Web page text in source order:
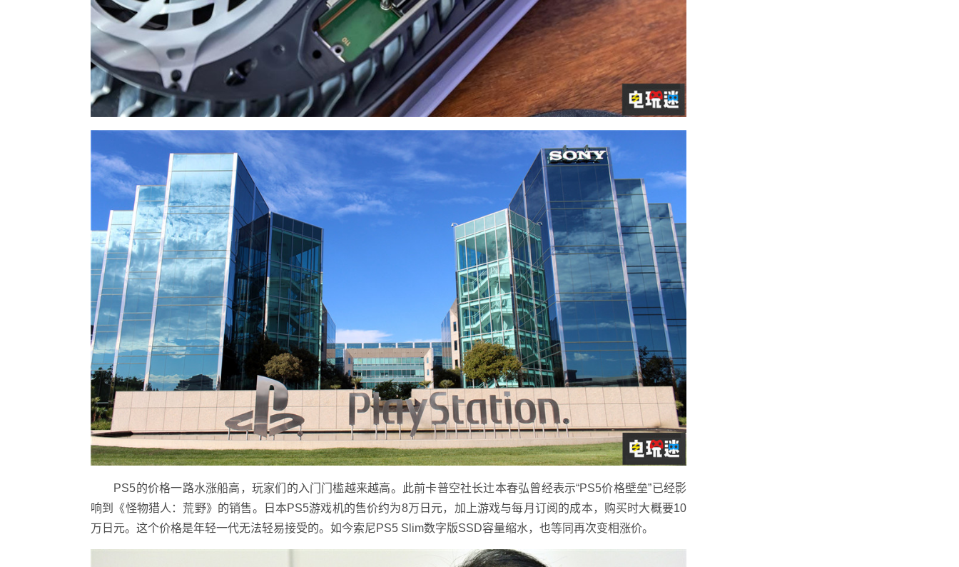
PS5的价格一路水涨船高，玩家们的入门门槛越来越高。此前卡普空社长辻本春弘曾经表示“PS5价格壁垒”已经影
响到《怪物猎人：荒野》的销售。日本PS5游戏机的售价约为8万日元，加上游戏与每月订阅的成本，购买时大概要10
万日元。这个价格是年轻一代无法轻易接受的。如今索尼PS5 Slim数字版SSD容量缩水，也等同再次变相涨价。